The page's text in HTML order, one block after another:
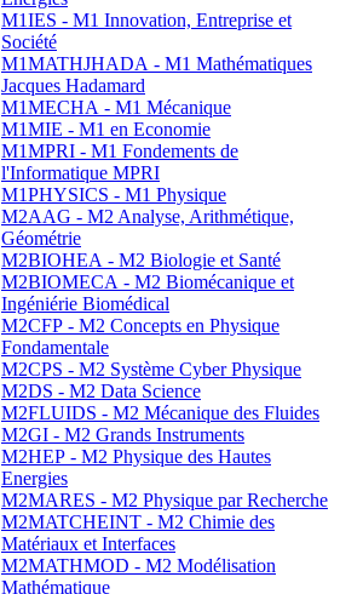
M1IES - M1 Innovation, Entreprise et
Société
M1MATHJHADA - M1 Mathématiques
Jacques Hadamard
M1MECHA - M1 Mécanique
M1MIE - M1 en Economie
M1MPRI - M1 Fondements de
l'Informatique MPRI
M1PHYSICS - M1 Physique
M2AAG - M2 Analyse, Arithmétique,
Géométrie
M2BIOHEA - M2 Biologie et Santé
M2BIOMECA - M2 Biomécanique et
Ingéniérie Biomédical
M2CFP - M2 Concepts en Physique
Fondamentale
M2CPS - M2 Système Cyber Physique
M2DS - M2 Data Science
M2FLUIDS - M2 Mécanique des Fluides
M2GI - M2 Grands Instruments
M2HEP - M2 Physique des Hautes
Energies
M2MARES - M2 Physique par Recherche
M2MATCHEINT - M2 Chimie des
Matériaux et Interfaces
M2MATHMOD - M2 Modélisation
Mathématique